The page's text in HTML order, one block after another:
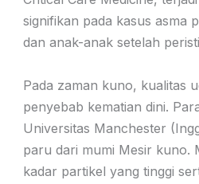
signifikan pada kasus asma
dan anak-anak setelah
Pada zaman kuno, kualitas
penyebab kematian dini.
Universitas Manchester
paru dari mumi Mesir kuno.
kadar partikel yang tinggi